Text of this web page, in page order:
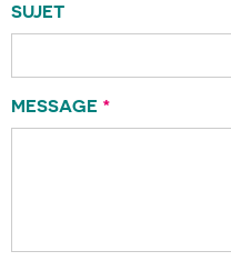
SUJET
MESSAGE *